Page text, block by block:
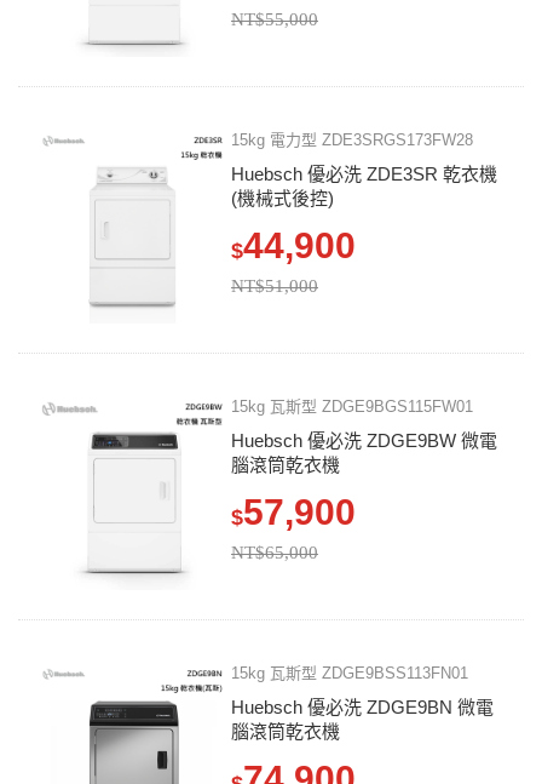
NT$55,000
15kg 電力型 ZDE3SRGS173FW28
Huebsch 優必洗 ZDE3SR 乾衣機
(機械式後控)
$44,900
NT$51,000
15kg 瓦斯型 ZDGE9BGS115FW01
Huebsch 優必洗 ZDGE9BW 微電
腦滾筒乾衣機
$57,900
NT$65,000
15kg 瓦斯型 ZDGE9BSS113FN01
Huebsch 優必洗 ZDGE9BN 微電
腦滾筒乾衣機